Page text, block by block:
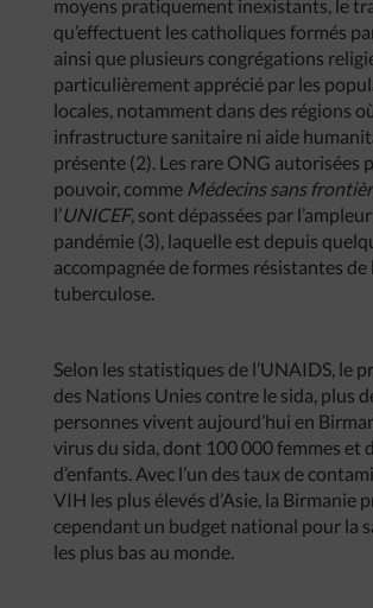
moyens pratiquement inexistants, le
qu’effectuent les catholiques formés
ainsi que plusieurs congrégations
particulièrement apprécié par les
locales, notamment dans des régions
infrastructure sanitaire ni aide
présente (2). Les rare ONG autorisées
pouvoir, comme Médecins sans
l’UNICEF, sont dépassées par
pandémie (3), laquelle est depuis
accompagnée de formes résistantes de
tuberculose.
Selon les statistiques de l’UNAIDS, le
des Nations Unies contre le sida, plus
personnes vivent aujourd’hui en
virus du sida, dont 100 000 femmes et
d’enfants. Avec l’un des taux de
VIH les plus élevés d’Asie, la Birmanie
cependant un budget national pour la
les plus bas au monde.